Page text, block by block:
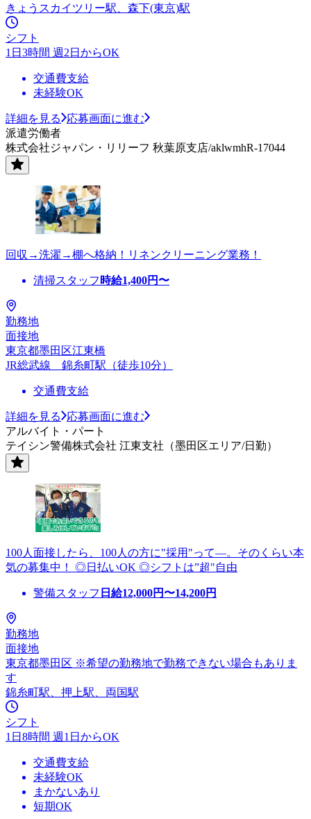
きょうスカイツリー駅、森下(東京)駅
シフト
1日3時間 週2日からOK
交通費支給
未経験OK
詳細を見る
応募画面に進む
派遣労働者
株式会社ジャパン・リリーフ 秋葉原支店/aklwmhR-17044
回収→洗濯→棚へ格納！リネンクリーニング業務！
清掃スタッフ 時給1,400円〜
勤務地
面接地
東京都墨田区江東橋
JR総武線 錦糸町駅（徒歩10分）
交通費支給
詳細を見る
応募画面に進む
アルバイト・パート
テイシン警備株式会社 江東支社（墨田区エリア/日勤）
100人面接したら、100人の方に"採用"って―。そのくらい本
気の募集中！ ◎日払いOK ◎シフトは”超"自由
警備スタッフ 日給12,000円〜14,200円
勤務地
面接地
東京都墨田区 ※希望の勤務地で勤務できない場合もありま
す
錦糸町駅、押上駅、両国駅
シフト
1日8時間 週1日からOK
交通費支給
未経験OK
まかないあり
短期OK